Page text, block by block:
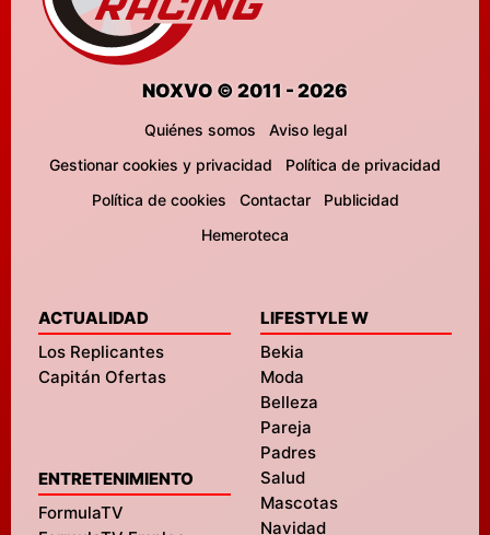
NOXVO © 2011 - 2026
Quiénes somos
Aviso legal
Gestionar cookies y privacidad
Política de privacidad
Política de cookies
Contactar
Publicidad
Hemeroteca
ACTUALIDAD
Los Replicantes
Capitán Ofertas
ENTRETENIMIENTO
FormulaTV
LIFESTYLE W
Bekia
Moda
Belleza
Pareja
Padres
Salud
Mascotas
Navidad